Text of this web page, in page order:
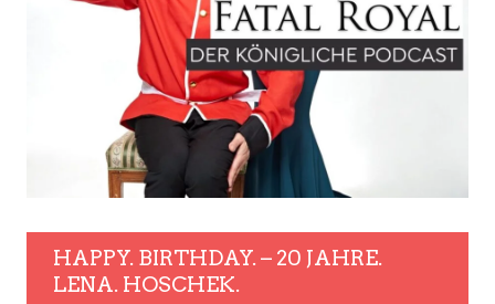
HAPPY. BIRTHDAY. – 20 JAHRE.
LENA. HOSCHEK.